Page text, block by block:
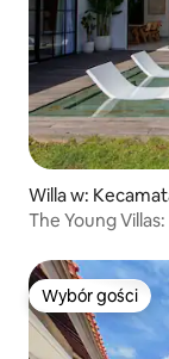
Willa w:
The Young
Wybór gości
Wybór gości